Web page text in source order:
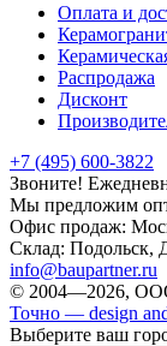
Оплата и
Распродажа
Дисконт
+7 (495) 600-3822
Звоните!
Мы предложим
Офис продаж:
Склад: Подольск,
info@baupartner.ru
© 2004—2026,
Точно — design
Выберите ваш